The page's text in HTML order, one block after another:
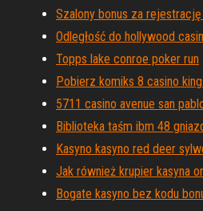
Szalony bonus za
Odległość do hollywood
Topps lake conroe poker run
Pobierz komiks 8 casino
5711 casino avenue san
Biblioteka taśm ibm 48
Kasyno kasyno red deer
Jak również krupier kasyna
Bogate kasyno bez kodu